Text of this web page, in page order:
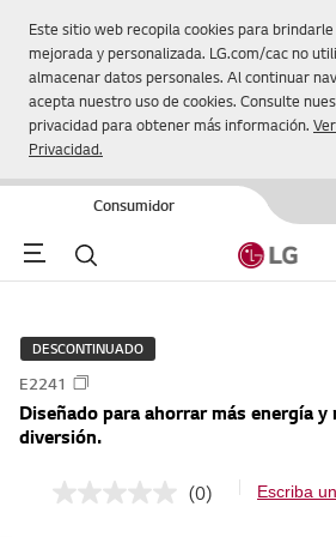
Este sitio web recopila cookies para
mejorada y personalizada. LG.com/cac no
almacenar datos personales. Al continuar
acepta nuestro uso de cookies. Consulte
privacidad para obtener más información.
Privacidad.
Consumidor
Menu Buscar
DESCONTINUADO
E2241
Diseñado para ahorrar más energía
diversión.
S
(0) Escriba